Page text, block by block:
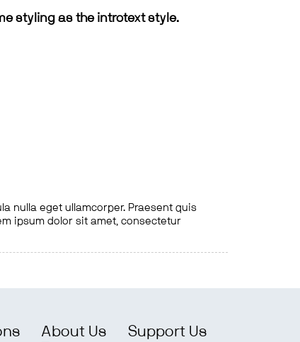
styling as the introtext style.
nulla eget ullamcorper. Praesent quis
ipsum dolor sit amet, consectetur
About Us Support Us